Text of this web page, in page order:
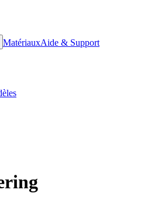
MatériauxAide & Support